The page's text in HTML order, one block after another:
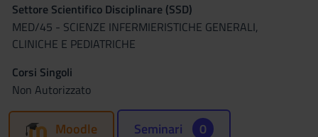
Settore Scientifico Disciplinare (SSD)
MED/45 - SCIENZE INFERMIERISTICHE GENERALI,
CLINICHE E PEDIATRICHE
Corsi Singoli
Non Autorizzato
Moodle Seminari 0